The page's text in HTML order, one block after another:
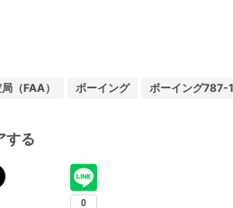
（FAA） ボーイング ボーイング787-
する